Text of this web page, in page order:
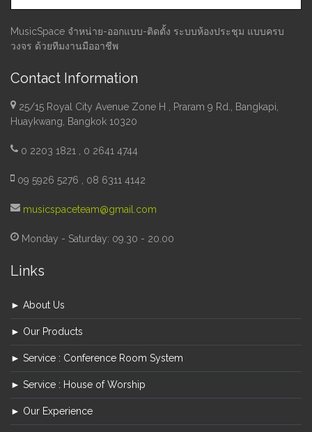
MusicSpace จำหน่าย-ออกแบบ-ติดตั้ง ระบบห้องประชุม แบบครบ
วงจร ด้วยทีมงานมืออาชีพ
Contact Information
25/15 Royal City Avenue Zone H , Praram 9 Rd., Bangkapi,
Huaykwang, Bangkok 10320
0 2203 1821 , 0 2641 4744
09 5926 5276 , 08 6311 4142
musicspaceteam@gmail.com
Monday - Saturday: 09.30 - 20.00
Links
► About Us
► Our Products
► Service : Conference Room System
► Service : House of Worship
► Our Experience